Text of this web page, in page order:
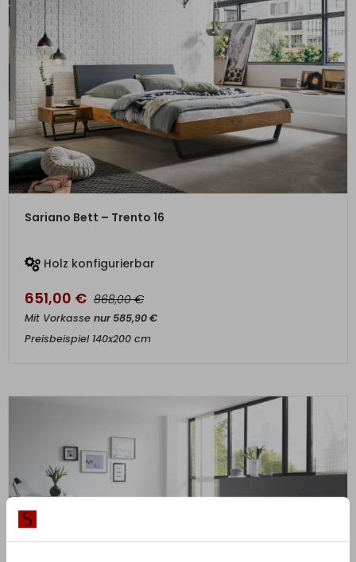
Sariano Bett – Trento 16
Holz konfigurierbar
651,00 € 868,00€
Mit Vorkasse nur585,90€
Preisbeispiel 140x200 cm